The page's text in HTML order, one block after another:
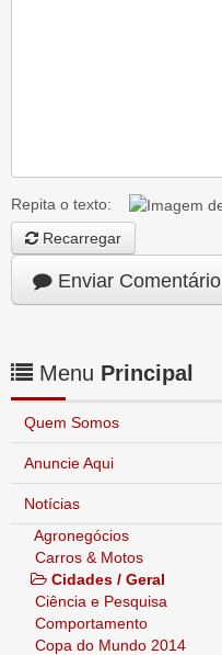
Repita o texto:
Recarregar
Enviar Comentário
Menu Principal
Quem Somos
Anuncie Aqui
Notícias
Agronegócios
Carros & Motos
Cidades / Geral
Ciência e Pesquisa
Comportamento
Copa do Mundo 2014